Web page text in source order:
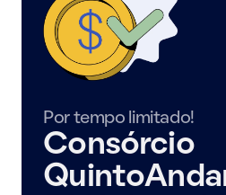
Por tempo limitado!
Consórcio